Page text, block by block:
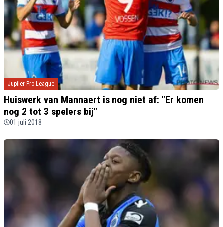
Jupiler Pro League
Huiswerk van Mannaert is nog niet af: "Er komen
nog 2 tot 3 spelers bij"
01 juli 2018